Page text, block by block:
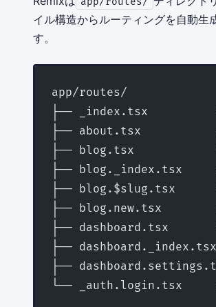
イル構造からルーティングを自動生
す。
app/routes/
├── _index.tsx
├── about.tsx
├── blog.tsx            → /
├── blog._index.tsx
├── blog.$slug.tsx
├── blog.new.tsx
├── dashboard.tsx       → /
├──
├──
└── _auth.login.tsx     → /